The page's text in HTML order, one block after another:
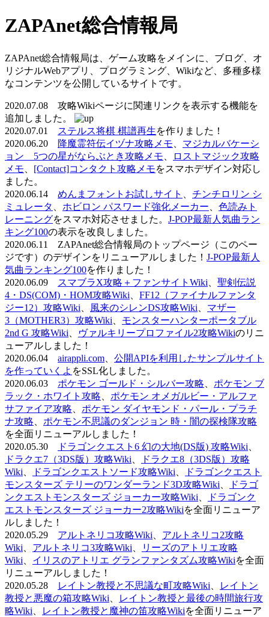
ZAPAnet総合情報局
ZAPAnet総合情報局は、ゲーム攻略をメインに、ブログ、オ
リジナルWebアプリ、プログラミング、Wikiなど、多種多様
なコンテンツを公開しているサイトです。
2020.07.08 攻略Wikiページに関連リンクを表示する機能を
追加しました。
2020.07.01
ステルス将棋 棋譜再生を作りました！
2020.06.20
降魔霊符伝イヅナ攻略メモ
マジカルバケーシ
ョン 5つの星がならぶとき攻略メモ
ロストマジック攻略
メモ
[Contact]コンタクト攻略メモをスマホデザイン対応し
ました。
2020.06.14 めんまフォントお試しサイト
チンチロリン シ
ミュレータ
ホビロン パスワード強化メーカー
色読みト
レーニングをスマホ対応させました。 J-POP最新人気曲ラン
キング100の表示を改良しました。
2020.06.11 ZAPAnet総合情報局のトップページ（このペー
ジです）のデザインをリニューアルしました！ J-POP最新人
気曲ランキング100を作りました！
2020.06.09
スマブラX攻略＋ファンサイトWiki
聖剣伝説
4・DS(COM)・HOM攻略Wiki
FF12（ファイナルファンタ
ジー12）攻略Wiki
風来のシレンDS攻略Wiki
マザー
3（MOTHER3）攻略Wiki
モンスターハンターポータブル
2nd G 攻略Wiki
ヴァルキリープロファイル2攻略Wikiのリニ
ューアルしました！
2020.06.04 airappli.com
公開APIを利用したサンプルサイト
を作っていくよ をSSL化しました。
2020.06.03 ポケモン ゴールド・シルバー攻略
ポケモン ブ
ラック・ホワイト攻略
ポケモン オメガルビー・アルファ
サファイア攻略
ポケモン ダイヤモンド・パール・プラチ
ナ攻略
ポケモン不思議のダンジョン 時・闇の探検隊攻略
を全面リニューアルしました！
2020.05.30
ドラゴンクエスト6 幻の大地(DS版) 攻略Wiki
ドラクエ7（3DS版）攻略Wiki
ドラクエ8（3DS版）攻略
Wiki
ドラゴンクエストソード攻略Wiki
ドラゴンクエスト
モンスターズ テリーのワンダーランド3D攻略Wiki
ドラゴ
ンクエストモンスターズ ジョーカー攻略Wiki
ドラゴンク
エストモンスターズ ジョーカー2攻略Wikiを全面リニューア
ルしました！
2020.05.29 アルトネリコ攻略Wiki
アルトネリコ2攻略
Wiki
アルトネリコ3攻略Wiki
リーズのアトリエ攻略
Wiki
イリスのアトリエ グランファンタズム攻略Wikiを全面
リニューアルしました！
2020.05.28
レイトン教授と不思議な町攻略Wiki
レイトン
教授と悪魔の箱攻略Wiki
レイトン教授と最後の時間旅行攻
略Wiki
レイトン教授と魔神の笛攻略Wikiを全面リニューア